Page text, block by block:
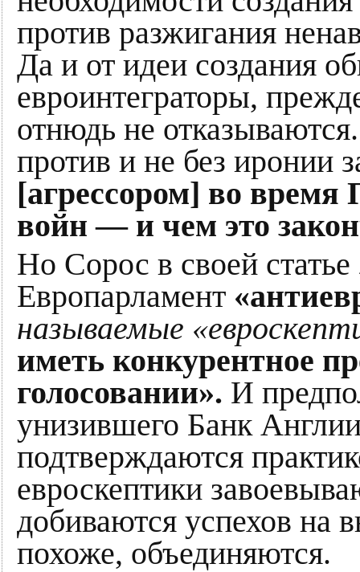
против разжигания
Да и от идеи создания
евроинтеграторы,
отнюдь не
против и не без иронии
[агрессором] во
войн — и чем это
Но Сорос в своей
Европарламент
называемые
иметь конкурентное
голосовании». И
унизившего Банк
подтверждаются
евроскептики
добиваются успехов на
похоже, объединяются.